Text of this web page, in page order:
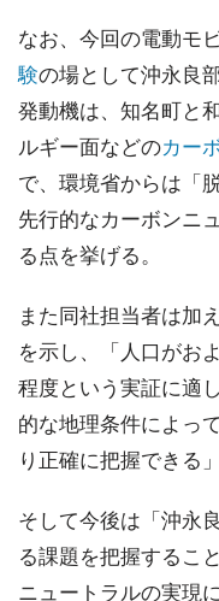
なお、今回の電動モ
験の場として沖永良
発動機は、知名町と
ルギー面などのカー
で、環境省からは「
先行的なカーボンニ
る点を挙げる。
また同社担当者は加
を示し、「人口がお
程度という実証に適
的な地理条件によっ
り正確に把握できる
そして今後は「沖永
る課題を把握するこ
ニュートラルの実現